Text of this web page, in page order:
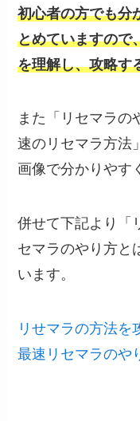
初心者の方でも分
とめていますので
を理解し、攻略す
また「リセマラの
速のリセマラ方法
画像で分かりやす
併せて下記より「
セマラのやり方と
います。
リせマラの方法を
最速リセマラのや